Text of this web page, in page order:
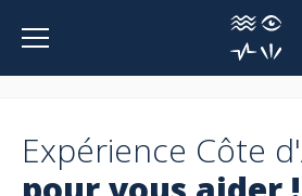
Panneau de gestion des cookies
Expérience Côte